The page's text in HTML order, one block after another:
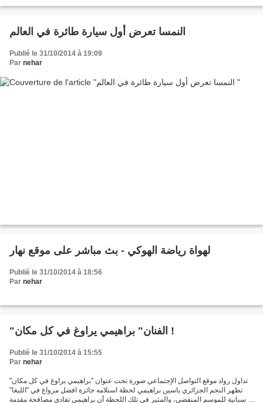
النمسا تعرض أول سيارة طائرة في العالم
Publié le 31/10/2014 à 19:09
Par nehar
لهواة رياضة الهوكي - بث مباشر على موقع نهار
Publié le 31/10/2014 à 18:56
Par nehar
"الفنان" براهيمي يراوغ في كل مكان !
Publié le 31/10/2014 à 15:55
Par nehar
تداول رواد موقع التواصل الإجتماعي صورة تحت عنوان "براهيمي يراوغ في كل مكان"
تظهر النجم الجزائري ياسين براهيمي لحظة استلامه جائزة افضل مرواغ في "الليغا"
الإسبانية للموسم المنقضي، والمثير في تلك اللحظة أن براهيمي تفادى مصافحة مقدمة